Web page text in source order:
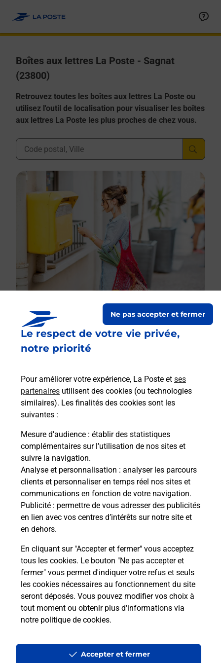
Le respect de votre vie privée,
notre priorité
Pour améliorer votre expérience, La Poste et ses
partenaires utilisent des cookies (ou technologies
similaires). Les finalités des cookies sont les
suivantes :
Mesure d’audience : établir des statistiques
complémentaires sur l’utilisation de nos sites et
suivre la navigation.
Analyse et personnalisation : analyser les parcours
clients et personnaliser en temps réel nos sites et
communications en fonction de votre navigation.
Publicité : permettre de vous adresser des publicités
en lien avec vos centres d’intérêts sur notre site et
en dehors.
En cliquant sur "Accepter et fermer" vous acceptez
tous les cookies. Le bouton "Ne pas accepter et
fermer" vous permet d'indiquer votre refus et seuls
les cookies nécessaires au fonctionnement du site
seront déposés. Vous pouvez modifier vos choix à
tout moment ou obtenir plus d'informations via
notre politique de cookies.
Ne pas accepter et fermer
Accepter et fermer
Boîtes aux lettres La Poste - Sagnat
(23800)
Retrouvez toutes les boîtes aux lettres La Poste ou
utilisez l'outil de localisation pour visualiser les boîtes
aux lettres La Poste les plus proches de chez vous.
Ville, Département, Code Postal
Boîte aux lettres La Poste
1 Place De La Mairie
23800 Sagnat
Le lien s'ouvre dans un nouvel onglet
Boîte aux lettres La Poste
Collecte du courrier aujourd'hui à 09h00
36 Les Genetes
23800 Sagnat
Le lien s'ouvre dans un nouvel onglet
Localiser Liste Boîtes aux lettres Creuse Sagnat
Accessibilité : partiellement conforme